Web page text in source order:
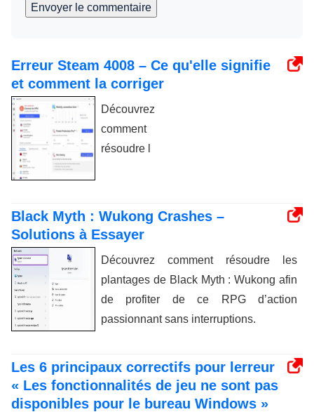
Envoyer le commentaire
Erreur Steam 4008 – Ce qu'elle signifie
et comment la corriger
Découvrez
comment
résoudre l
Black Myth : Wukong Crashes –
Solutions à Essayer
Découvrez comment résoudre les
plantages de Black Myth : Wukong afin
de profiter de ce RPG d’action
passionnant sans interruptions.
Les 6 principaux correctifs pour lerreur
« Les fonctionnalités de jeu ne sont pas
disponibles pour le bureau Windows »